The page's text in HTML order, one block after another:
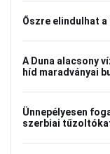
Őszre elindulhat
A Duna alacsony
híd maradványai
Ünnepélyesen
szerbiai